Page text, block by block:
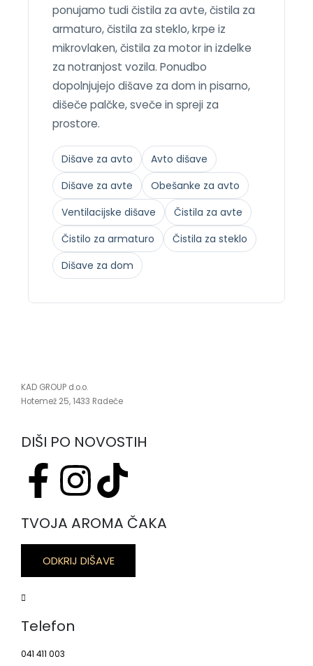
ponujamo tudi čistila za avte, čistila za
armaturo, čistila za steklo, krpe iz
mikrovlaken, čistila za motor in izdelke
za notranjost vozila. Ponudbo
dopolnjujejo dišave za dom in pisarno,
dišeče palčke, sveče in spreji za
prostore.
Dišave za avto
Avto dišave
Dišave za avte
Obešanke za avto
Ventilacijske dišave
Čistila za avte
Čistilo za armaturo
Čistila za steklo
Dišave za dom
KAD GROUP d.o.o.
Hotemež 25, 1433 Radeče
DIŠI PO NOVOSTIH
TVOJA AROMA ČAKA
ODKRIJ DIŠAVE
Telefon
041 411 003